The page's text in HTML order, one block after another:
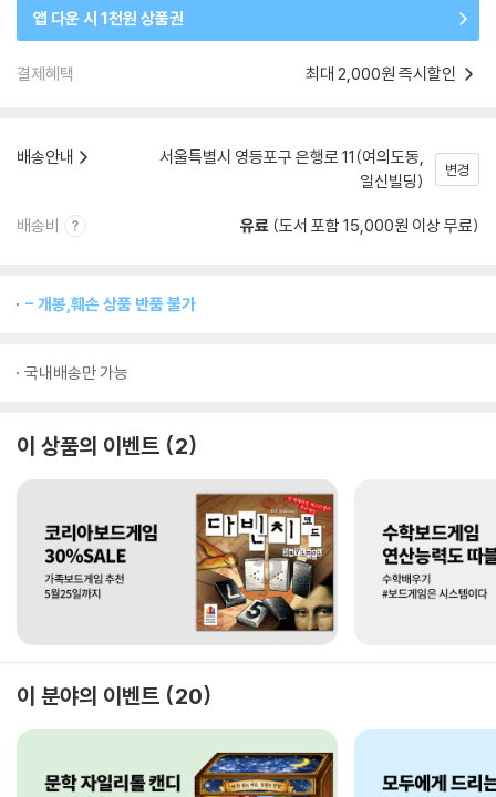
앱 다운 시 1천원 상품권
결제혜택 최대 2,000원 즉시할인
배송안내
서울특별시 영등포구 은행로 11(여의도동,
일신빌딩)
변경
배송비 유료 (도서 포함 15,000원 이상 무료)
- 개봉,훼손 상품 반품 불가
국내배송만 가능
이 상품의 이벤트 2
이 분야의 이벤트 20